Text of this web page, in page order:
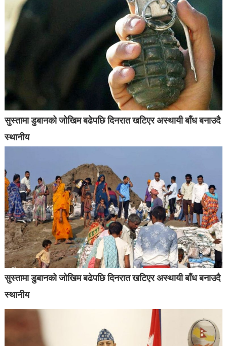
सुस्तामा डुबानको जोखिम बढेपछि दिनरात खटिएर अस्थायी बाँध बनाउदै
स्थानीय
सुस्तामा डुबानको जोखिम बढेपछि दिनरात खटिएर अस्थायी बाँध बनाउदै
स्थानीय